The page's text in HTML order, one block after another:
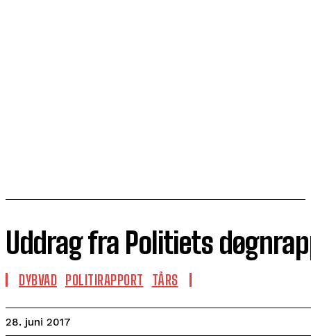
Uddrag fra Politiets
DYBVAD POLITIRAPPORT TÅRS
28. juni 2017